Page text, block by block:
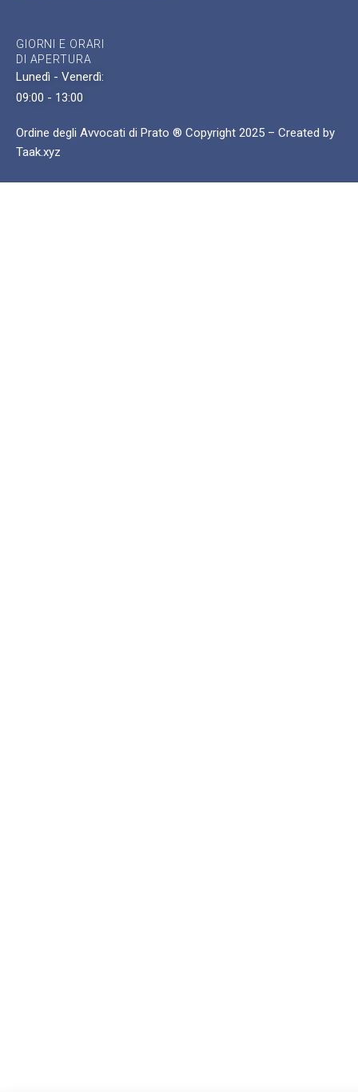
GIORNI E ORARI
DI APERTURA
Lunedì - Venerdì:
09:00 - 13:00
Ordine degli Avvocati di Prato ® Copyright 2025 – Created by
Taak.xyz